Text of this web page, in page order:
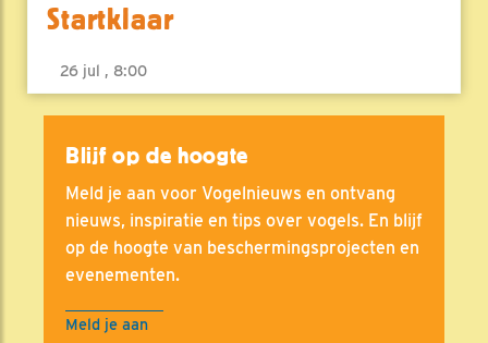
Startklaar
26 jul , 8:00
Blijf op de hoogte
Meld je aan voor Vogelnieuws en ontvang
nieuws, inspiratie en tips over vogels. En blijf
op de hoogte van beschermingsprojecten en
evenementen.
Meld je aan